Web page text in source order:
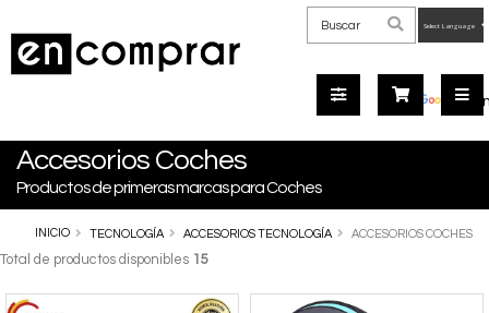
by
Accesorios Coches
Productos de primeras marcas para Coches
INICIO TECNOLOGÍA ACCESORIOS TECNOLOGÍA ACCESORIOS COCHES
Total de productos disponibles 15